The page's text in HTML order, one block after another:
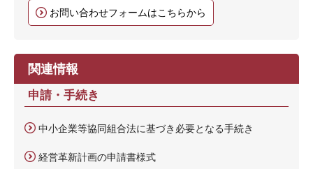
お問い合わせフォームはこちらから
関連情報
申請・手続き
中小企業等協同組合法に基づき必要となる手続き
経営革新計画の申請書様式